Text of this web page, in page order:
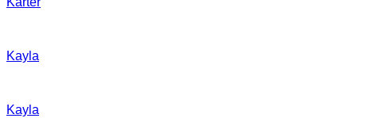
Kayla
Kayla